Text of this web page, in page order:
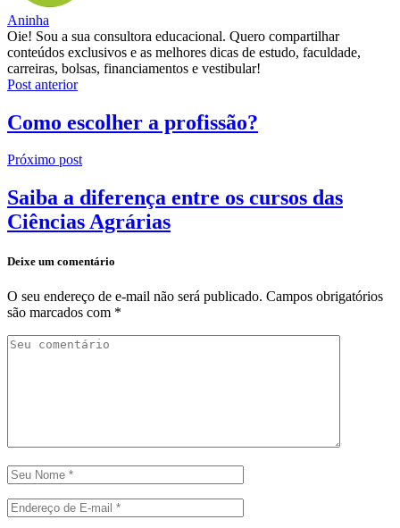
Aninha
Oie! Sou a sua consultora educacional. Quero compartilhar
conteúdos exclusivos e as melhores dicas de estudo, faculdade,
carreiras, bolsas, financiamentos e vestibular!
Post anterior
Como escolher a profissão?
Próximo post
Saiba a diferença entre os cursos das
Ciências Agrárias
Deixe um comentário
O seu endereço de e-mail não será publicado. Campos obrigatórios
são marcados com *